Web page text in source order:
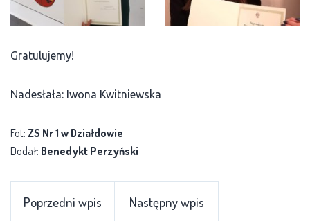
Gratulujemy!
Nadesłała: Iwona Kwitniewska
Fot: ZS Nr 1 w Działdowie
Dodał: Benedykt Perzyński
Poprzedni wpis Następny wpis